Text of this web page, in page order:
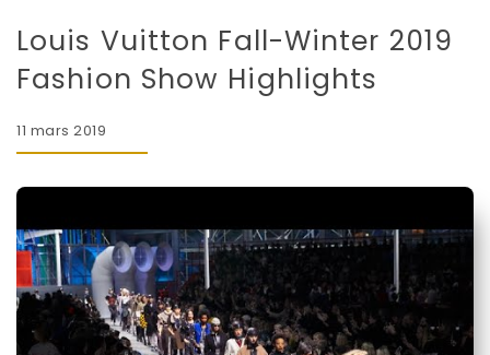
Louis Vuitton Fall-Winter 2019
Fashion Show Highlights
11 mars 2019